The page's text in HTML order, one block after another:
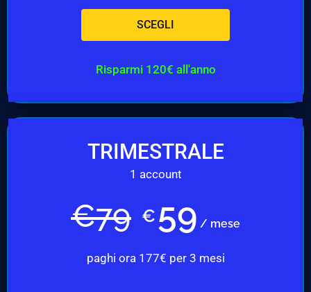
SCEGLI
Risparmi 120€ all'anno
TRIMESTRALE
1 account
€79 € 59 / mese
paghi ora 177€ per 3 mesi